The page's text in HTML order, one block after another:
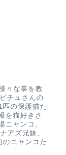
々な事を教
チュさんの
の保護猫た
を猫好きさ
ニャンコ、
アズ兄妹、
ニャンコた